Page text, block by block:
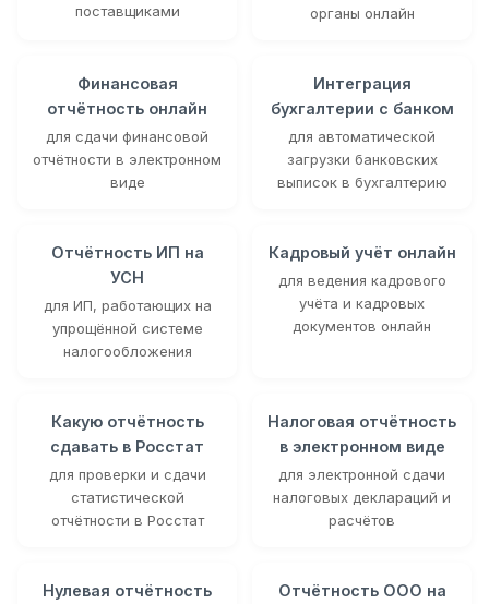
поставщиками
органы онлайн
Финансовая
отчётность онлайн
для сдачи финансовой
отчётности в электронном
виде
Интеграция
бухгалтерии с банком
для автоматической
загрузки банковских
выписок в бухгалтерию
Отчётность ИП на
УСН
для ИП, работающих на
упрощённой системе
налогообложения
Кадровый учёт онлайн
для ведения кадрового
учёта и кадровых
документов онлайн
Какую отчётность
сдавать в Росстат
для проверки и сдачи
статистической
отчётности в Росстат
Налоговая отчётность
в электронном виде
для электронной сдачи
налоговых деклараций и
расчётов
Нулевая отчётность
Отчётность ООО на